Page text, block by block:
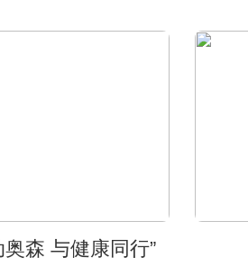
森 与健康同行”